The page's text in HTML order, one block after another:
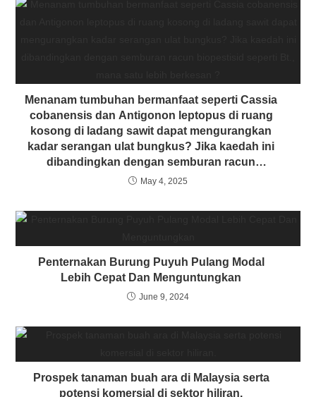
Menanam tumbuhan bermanfaat seperti Cassia
cobanensis dan Antigonon leptopus di ruang
kosong di ladang sawit dapat mengurangkan
kadar serangan ulat bungkus? Jika kaedah ini
dibandingkan dengan semburan racun
biopestisid seperti Bt., mana satu lebih
May 4, 2025
Penternakan Burung Puyuh Pulang Modal
Lebih Cepat Dan Menguntungkan
June 9, 2024
Prospek tanaman buah ara di Malaysia serta
potensi komersial di sektor hiliran.